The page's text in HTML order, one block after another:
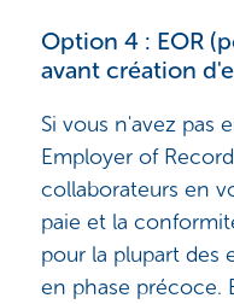
Option 4 : EOR
avant création
Si vous n'avez pas
Employer of
collaborateurs en
paie et la
pour la plupart des
en phase précoce.